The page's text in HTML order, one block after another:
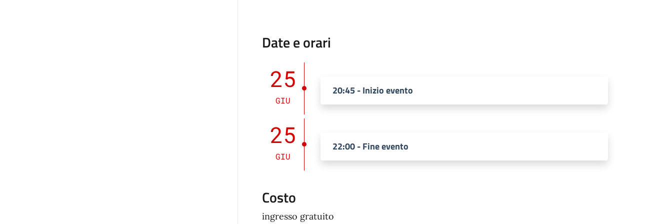
Date e orari
25
GIU
20:45 - Inizio evento
25
GIU
22:00 - Fine evento
Costo
ingresso gratuito